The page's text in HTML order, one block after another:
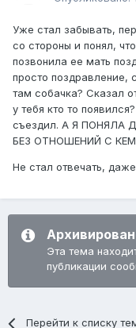
Уже стал забывать,
со стороны и понял,
позвонила ее мать
просто поздравление,
там собачка? Сказал
у тебя кто то
съездил. А Я ПОНЯЛА
БЕЗ ОТНОШЕНИЙ С
Не стал отвечать,
Эта тема
публикации
Перейти к списку